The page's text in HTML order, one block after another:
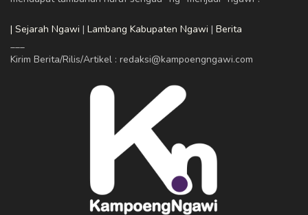
| Sejarah Ngawi | Lambang Kabupaten Ngawi | Berita
___
Kirim Berita/Rilis/Artikel : redaksi@kampoengngawi.com